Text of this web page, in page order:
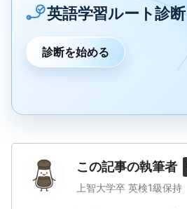
英語学習ルート診断
診断を始める
この記事の執筆者
上智大学卒 英検1級保持